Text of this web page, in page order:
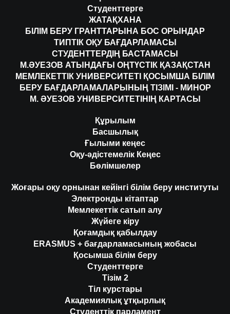
Студенттерге
ЖАТАҚХАНА
БІЛІМ БЕРУ ГРАНТТАРЫНА БОС ОРЫНДАР
ТИПТІК ОҚУ БАҒДАРЛАМАСЫ
СТУДЕНТТЕРДІҢ БАСТАМАСЫ
М.ӘУЕЗОВ АТЫНДАҒЫ ОҢТҮСТІК ҚАЗАҚСТАН
МЕМЛЕКЕТТІК УНИВЕРСИТЕТІ ҚОСЫМША БІЛІМ
БЕРУ БАҒДАРЛАМАЛАРЫНЫҢ ТІЗІМІ - МИНОР
М. ӘУЕЗОВ УНИВЕРСИТЕТІНІҢ КАРТАСЫ
Құрылым
Басшылық
Ғылыми кеңес
Оқу-әдістемелік Кеңес
Бөлімшелер
Жоғары оқу орнынан кейінгі білім беру институты
Электронды кітаптар
Мемлекеттік сатып алу
Жүйеге кіру
Қоғамдық қабылдау
ERASMUS + бағдарламасының жобасы
Қосымша білім беру
Студенттерге
Тізім 2
Тіл курстары
Академиялық ұтқырлық
Студенттік парламент